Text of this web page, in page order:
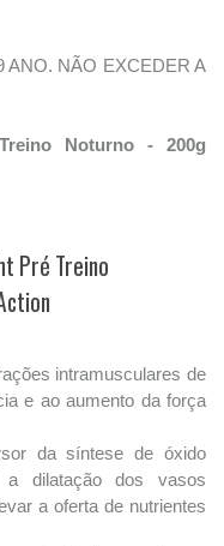
ANO. NÃO EXCEDER A
Noturno - 200g
Pré Treino
intramusculares de
e ao aumento da força
da síntese de óxido
a dilatação dos vasos
a oferta de nutrientes